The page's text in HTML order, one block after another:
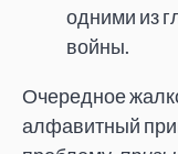
одними из
войны.
Очередное
алфавитный